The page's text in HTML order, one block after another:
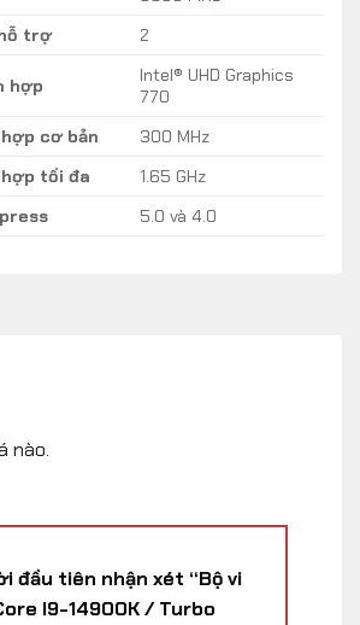
trợ
2
hợp
Intel® UHD Graphics
770
cơ bản
300 MHz
tối đa
1.65 GHz
5.0 và 4.0
nào.
đầu tiên nhận xét “Bộ vi
I9-14900K / Turbo